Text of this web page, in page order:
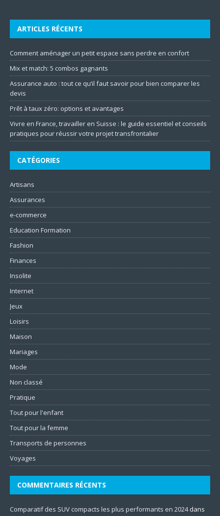
ARTICLES RÉCENTS
Comment aménager un petit espace sans perdre en confort
Mix et match: 5 combos gagnants
Assurance auto : tout ce qu’il faut savoir pour bien comparer les
devis
Prêt à taux zéro: options et avantages
Vivre en France, travailler en Suisse : le guide essentiel et conseils
pratiques pour réussir votre projet transfrontalier
CATÉGORIES
Artisans
Assurances
e-commerce
Education Formation
Fashion
Finances
Insolite
Internet
Jeux
Loisirs
Maison
Mariages
Mode
Non classé
Pratique
Tout pour l'enfant
Tout pour la femme
Transports de personnes
Voyages
COMMENTAIRES RÉCENTS
Comparatif des SUV compacts les plus performants en 2024dans